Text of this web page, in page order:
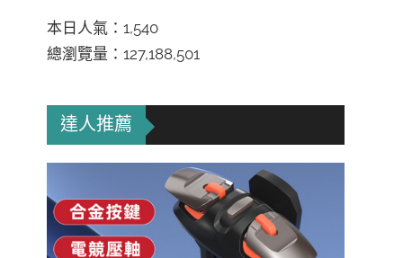
本日人氣：1,540
總瀏覽量：127,188,501
達人推薦